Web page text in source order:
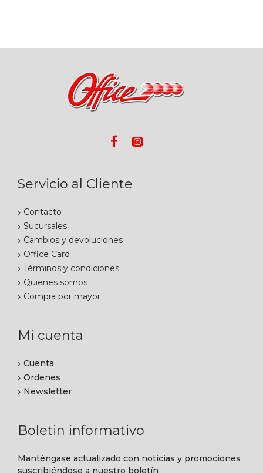
Servicio al Cliente
Contacto
Sucursales
Cambios y devoluciones
Office Card
Términos y condiciones
Quienes somos
Compra por mayor
Mi cuenta
Cuenta
Ordenes
Newsletter
Boletin informativo
Manténgase actualizado con noticias y promociones
suscribiéndose a nuestro boletín